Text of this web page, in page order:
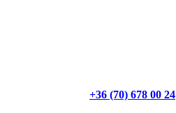
+36 (70) 678 00 24